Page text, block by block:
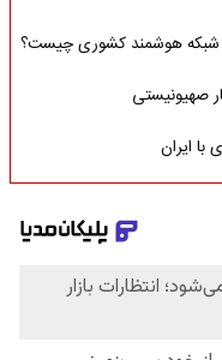
شبکه هوشمند کشوری چیست؟
صهیونیستی
با ایران